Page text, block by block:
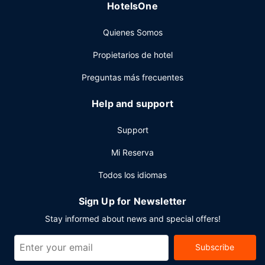
Tendrás un servicio de recepción las 24 horas, un cajero
¿Estás organizando un evento en Nathrop? En este hotel
tienes a tu disposición 446 metros cuadrados de espacio
con centro de conferencias y 3 salas de reuniones. Hay un
aparcamiento sin asistencia gratuito disponible.
HotelsOne
Quienes Somos
Propietarios de hotel
Preguntas más frecuentes
Help and support
Support
Mi Reserva
Todos los idiomas
Sign Up for Newsletter
Stay informed about news and special offers!
Subscribe